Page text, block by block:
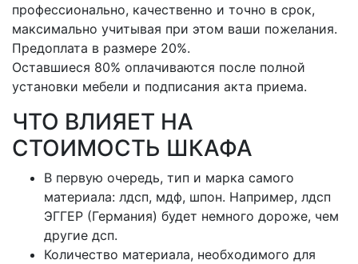
профессионально, качественно и точно в срок,
максимально учитывая при этом ваши пожелания.
Предоплата в размере 20%.
Оставшиеся 80% оплачиваются после полной
установки мебели и подписания акта приема.
ЧТО ВЛИЯЕТ НА
СТОИМОСТЬ ШКАФА
В первую очередь, тип и марка самого
материала: лдсп, мдф, шпон. Например, лдсп
ЭГГЕР (Германия) будет немного дороже, чем
другие дсп.
Количество материала, необходимого для